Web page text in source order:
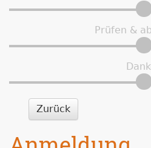
Prüfen &
Zurück